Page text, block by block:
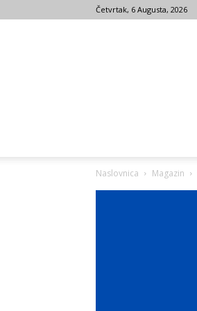
Četvrtak, 6 Augusta, 2026
Naslovnica Magazin